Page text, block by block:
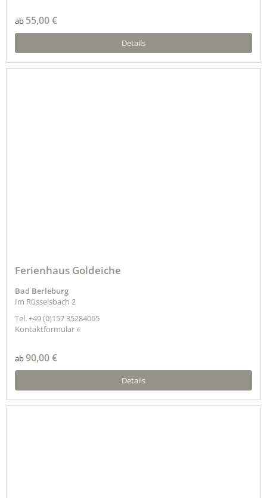
ab 55,00 €
Details
Ferienhaus Goldeiche
Bad Berleburg
Im Rüsselsbach 2
Tel. +49 (0)157 35284065
Kontaktformular »
ab90,00 €
Details